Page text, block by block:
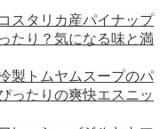
スタリカ産パイナップ
たり？気になる味と満
製トムヤムスープのパ
ったりの爽快エスニッ